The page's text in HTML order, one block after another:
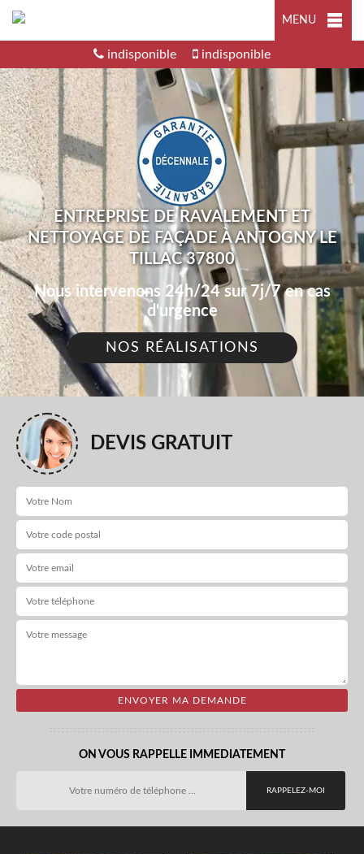
MENU
indisponible indisponible
ENTREPRISE DE RAVALEMENT ET
NETTOYAGE DE FAÇADE À ANTOGNY LE
TILLAC 37800
Nous intervenons 24h/24 sur 7j/7 en cas
d'urgence
NOS RÉALISATIONS
DEVIS GRATUIT
ON VOUS RAPPELLE IMMEDIATEMENT